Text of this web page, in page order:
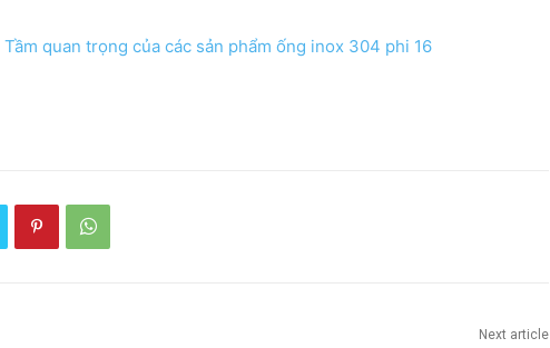
Tầm quan trọng của các sản phẩm ống inox 304 phi 16
Next article